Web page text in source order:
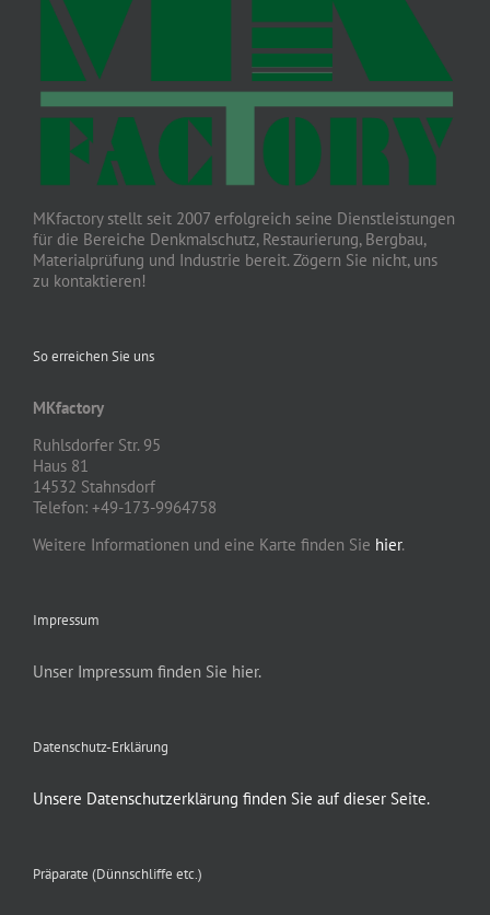
MKfactory stellt seit 2007 erfolgreich seine Dienstleistungen
für die Bereiche Denkmalschutz, Restaurierung, Bergbau,
Materialprüfung und Industrie bereit. Zögern Sie nicht, uns
zu kontaktieren!
So erreichen Sie uns
MKfactory
Ruhlsdorfer Str. 95
Haus 81
14532 Stahnsdorf
Telefon: +49-173-9964758
Weitere Informationen und eine Karte finden Sie hier.
Impressum
Unser Impressum finden Sie hier.
Datenschutz-Erklärung
Unsere Datenschutzerklärung finden Sie auf dieser Seite.
Präparate (Dünnschliffe etc.)